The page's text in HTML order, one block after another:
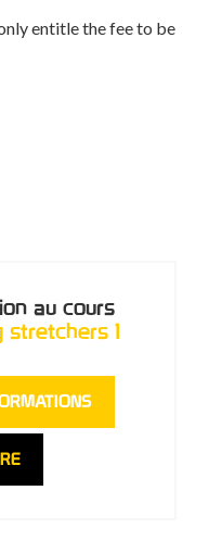
entitle the fee to be
au cours
stretchers 1